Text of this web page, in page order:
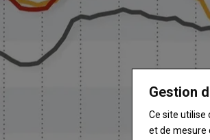
Gestion
Ce site utilise
et de mesure